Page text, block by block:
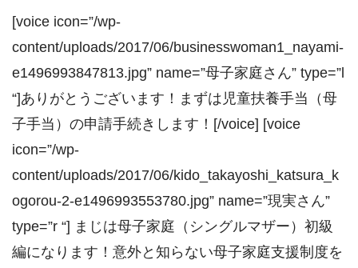
[voice icon=”/wp-
content/uploads/2017/06/businesswoman1_nayami-
e1496993847813.jpg” name=”母子家庭さん” type=”l
“]ありがとうございます！まずは児童扶養手当（母
子手当）の申請手続きします！[/voice] [voice
icon=”/wp-
content/uploads/2017/06/kido_takayoshi_katsura_k
ogorou-2-e1496993553780.jpg” name=”現実さん”
type=”r “] まじは母子家庭（シングルマザー）初級
編になります！意外と知らない母子家庭支援制度を